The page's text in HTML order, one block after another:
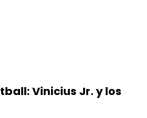
Vinicius Jr. y los